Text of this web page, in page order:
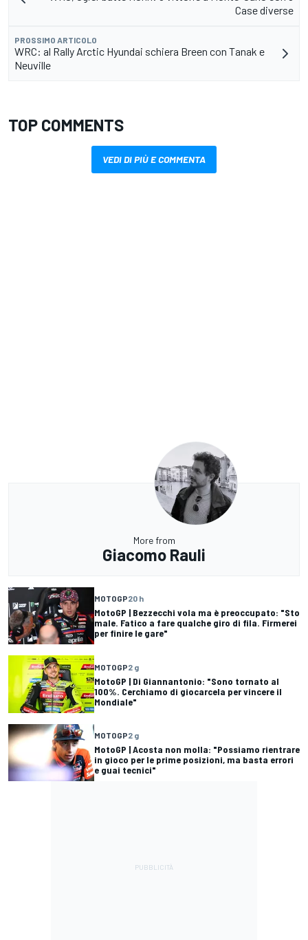
Case diverse
PROSSIMO ARTICOLO
WRC: al Rally Arctic Hyundai schiera Breen con Tanak e
Neuville
TOP COMMENTS
VEDI DI PIÙ E COMMENTA
More from
Giacomo Rauli
MOTOGP20 h
MotoGP | Bezzecchi vola ma è preoccupato: "Sto
male. Fatico a fare qualche giro di fila. Firmerei
per finire le gare"
MOTOGP2 g
MotoGP | Di Giannantonio: "Sono tornato al
100%. Cerchiamo di giocarcela per vincere il
Mondiale"
MOTOGP2 g
MotoGP | Acosta non molla: "Possiamo rientrare
in gioco per le prime posizioni, ma basta errori
e guai tecnici"